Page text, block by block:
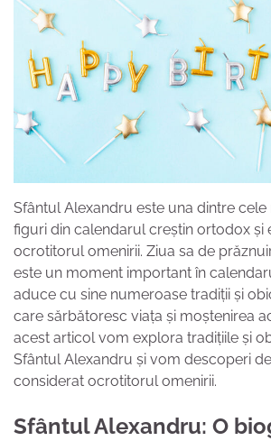
Sfântul Alexandru este una dintre
figuri din calendarul creștin ortodox și
ocrotitorul omenirii. Ziua sa de
este un moment important în
aduce cu sine numeroase tradiții și
care sărbătoresc viața și moștenirea
acest articol vom explora tradițiile și
Sfântul Alexandru și vom descoperi
considerat ocrotitorul omenirii.
Sfântul Alexandru: O